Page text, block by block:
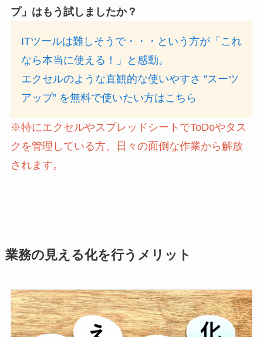
プ」はもう試しましたか？
ITツールは難しそうで・・・という方が「これ
なら本当に使える！」と感動。
エクセルのような直観的な使いやすさ ”スーツ
アップ” を無料で使いたい方はこちら
※特にエクセルやスプレッドシートでToDoやタス
クを管理している方、日々の面倒な作業から解放
されます。
業務の見える化を行うメリット